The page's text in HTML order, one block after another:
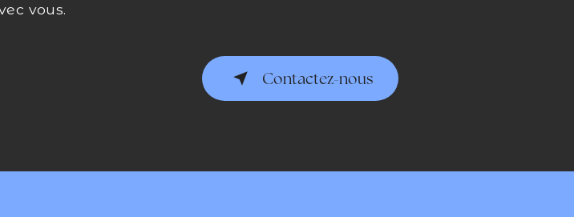
vous.
Contactez-nous